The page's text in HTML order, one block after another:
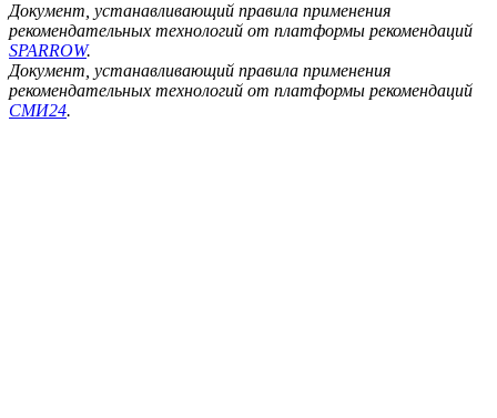
Документ, устанавливающий правила применения
рекомендательных технологий от платформы рекомендаций
SPARROW.
Документ, устанавливающий правила применения
рекомендательных технологий от платформы рекомендаций
СМИ24.